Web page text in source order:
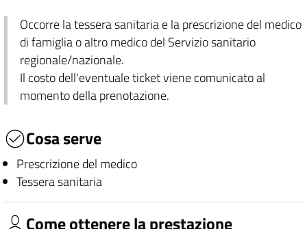
Occorre la tessera sanitaria e la prescrizione del medico
di famiglia o altro medico del Servizio sanitario
regionale/nazionale.
Il costo dell'eventuale ticket viene comunicato al
momento della prenotazione.
Cosa serve
Prescrizione del medico
Tessera sanitaria
Come ottenere la prestazione